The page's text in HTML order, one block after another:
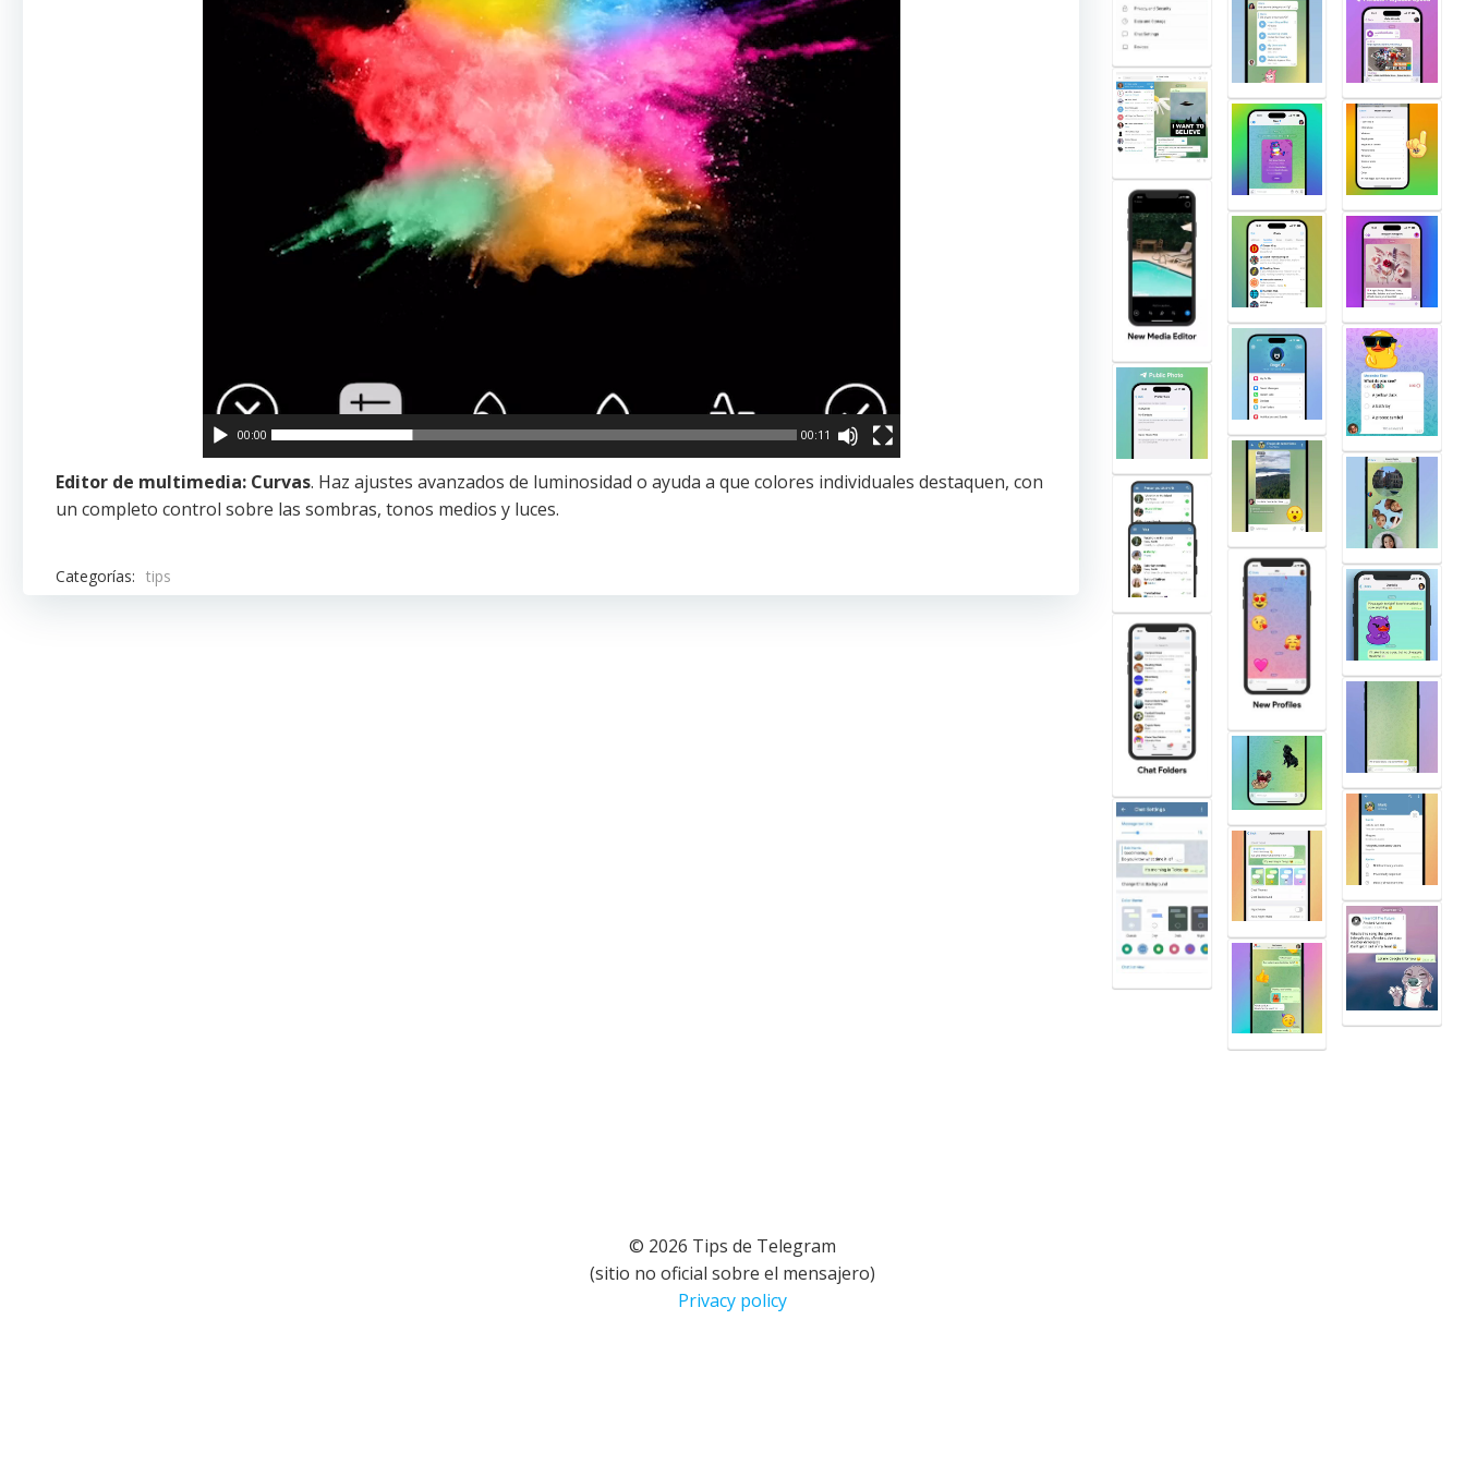
00:00 00:11
Editor de multimedia: Curvas. Haz ajustes avanzados de luminosidad o ayuda a que colores individuales destaquen, con
un completo control sobre las sombras, tonos medios y luces.
Categorías: tips
© 2026 Tips de Telegram
(sitio no oficial sobre el mensajero)
Privacy policy